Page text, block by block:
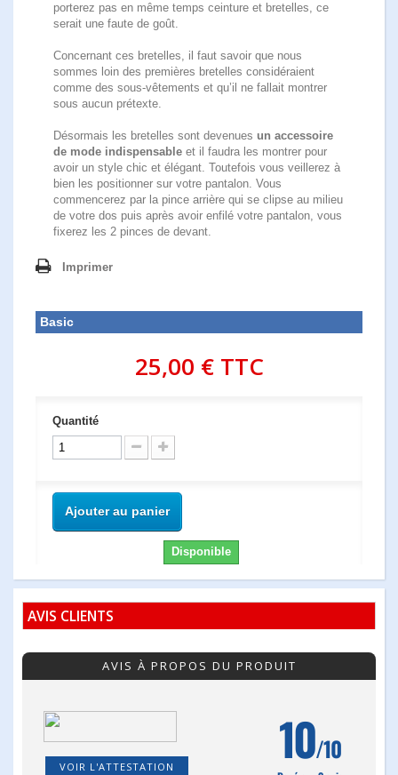
porterez pas en même temps ceinture et bretelles, ce
serait une faute de goût.
Concernant ces bretelles, il faut savoir que nous
sommes loin des premières bretelles considéraient
comme des sous-vêtements et qu’il ne fallait montrer
sous aucun prétexte.
Désormais les bretelles sont devenues un accessoire
de mode indispensable et il faudra les montrer pour
avoir un style chic et élégant. Toutefois vous veillerez à
bien les positionner sur votre pantalon. Vous
commencerez par la pince arrière qui se clipse au milieu
de votre dos puis après avoir enfilé votre pantalon, vous
fixerez les 2 pinces de devant.
Imprimer
Basic
25,00 €TTC
Quantité
Ajouter au panier
Disponible
AVIS CLIENTS
AVIS À PROPOS DU PRODUIT
VOIR L'ATTESTATION 10/10